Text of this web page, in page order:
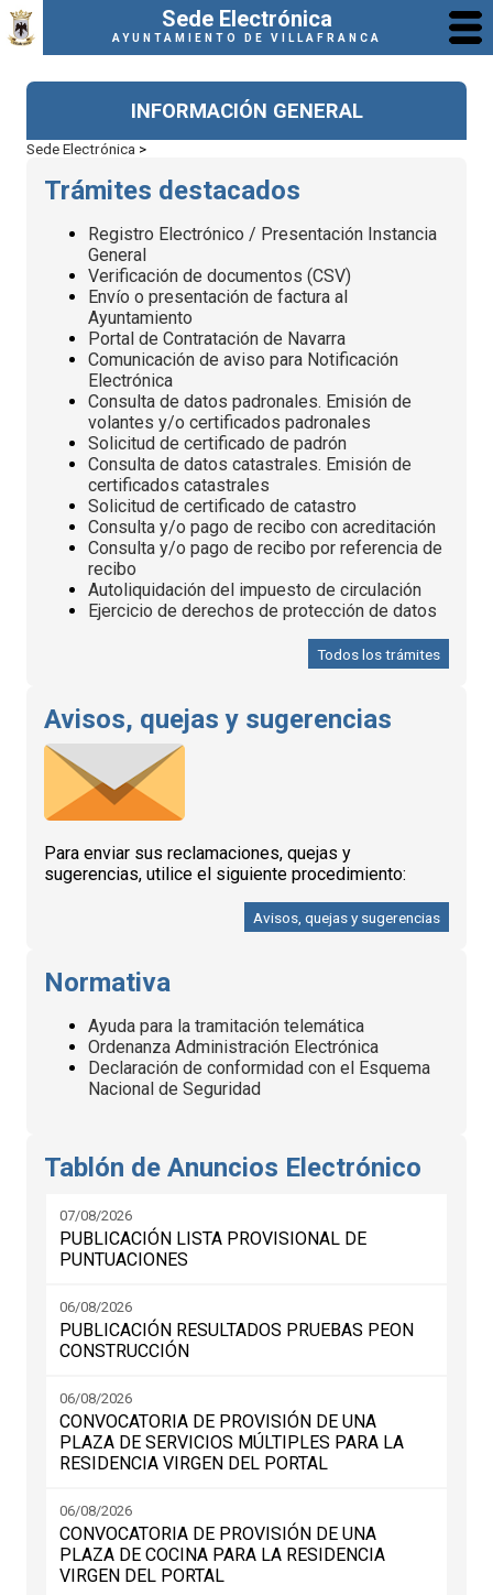
Sede Electrónica
AYUNTAMIENTO DE VILLAFRANCA
INFORMACIÓN GENERAL
Sede Electrónica >
Trámites destacados
Registro Electrónico / Presentación Instancia
General
Verificación de documentos (CSV)
Envío o presentación de factura al
Ayuntamiento
Portal de Contratación de Navarra
Comunicación de aviso para Notificación
Electrónica
Consulta de datos padronales. Emisión de
volantes y/o certificados padronales
Solicitud de certificado de padrón
Consulta de datos catastrales. Emisión de
certificados catastrales
Solicitud de certificado de catastro
Consulta y/o pago de recibo con acreditación
Consulta y/o pago de recibo por referencia de
recibo
Autoliquidación del impuesto de circulación
Ejercicio de derechos de protección de datos
Todos los trámites
Avisos, quejas y sugerencias
Para enviar sus reclamaciones, quejas y
sugerencias, utilice el siguiente procedimiento:
Avisos, quejas y sugerencias
Normativa
Ayuda para la tramitación telemática
Ordenanza Administración Electrónica
Declaración de conformidad con el Esquema
Nacional de Seguridad
Tablón de Anuncios Electrónico
07/08/2026
PUBLICACIÓN LISTA PROVISIONAL DE
PUNTUACIONES
06/08/2026
PUBLICACIÓN RESULTADOS PRUEBAS PEON
CONSTRUCCIÓN
06/08/2026
CONVOCATORIA DE PROVISIÓN DE UNA
PLAZA DE SERVICIOS MÚLTIPLES PARA LA
RESIDENCIA VIRGEN DEL PORTAL
06/08/2026
CONVOCATORIA DE PROVISIÓN DE UNA
PLAZA DE COCINA PARA LA RESIDENCIA
VIRGEN DEL PORTAL